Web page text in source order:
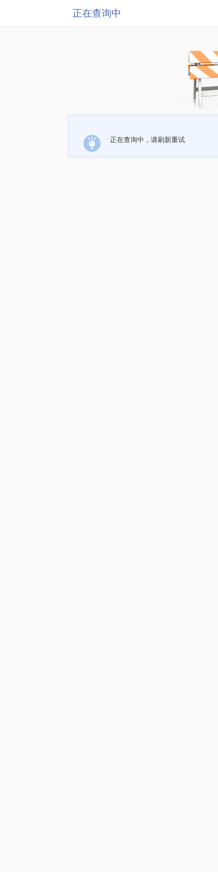
正在查询中
正在查询中，请刷新重试